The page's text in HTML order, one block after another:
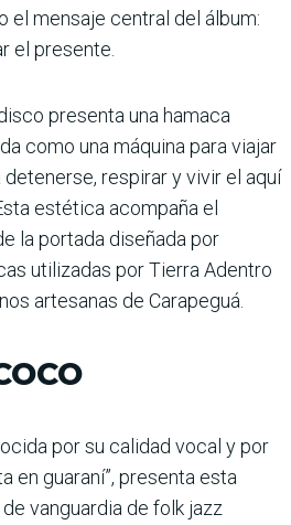
el mensaje central del álbum:
el presente.
presenta una hamaca
como una máquina para viajar
respirar y vivir el aquí
estética acompaña el
la portada diseñada por
utilizadas por Tierra Adentro
artesanas de Carapeguá.
por su calidad vocal y por
en guaraní”, presenta esta
vanguardia de folk jazz